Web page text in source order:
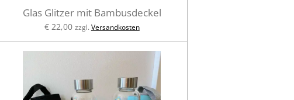
Glas Glitzer mit Bambusdeckel
€ 22,00 zzgl. Versandkosten